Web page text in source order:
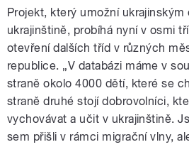
Projekt, který umožní
ukrajinštině, probíhá nyní v osmi
otevření dalších tříd v různých
republice. „V databázi máme v
straně okolo 4000 dětí, které se
straně druhé stojí dobrovolníci,
vychovávat a učit v ukrajinštině.
sem přišli v rámci migrační vlny,